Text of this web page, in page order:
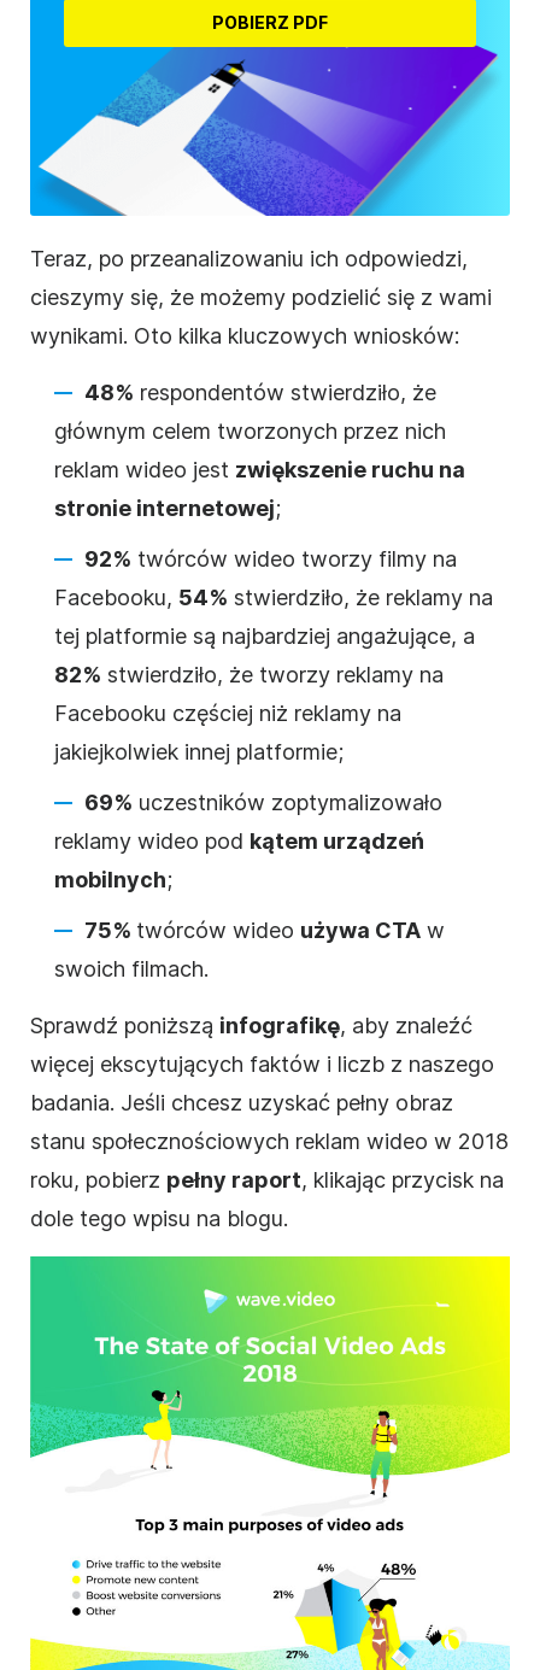
POBIERZ PDF
Teraz, po przeanalizowaniu ich odpowiedzi,
cieszymy się, że możemy podzielić się z wami
wynikami. Oto kilka kluczowych wniosków:
48% respondentów stwierdziło, że
głównym celem tworzonych przez nich
reklam wideo jest zwiększenie ruchu na
stronie internetowej;
92% twórców wideo tworzy filmy na
Facebooku, 54% stwierdziło, że reklamy na
tej platformie są najbardziej angażujące, a
82% stwierdziło, że tworzy reklamy na
Facebooku częściej niż reklamy na
jakiejkolwiek innej platformie;
69% uczestników zoptymalizowało
reklamy wideo pod kątem urządzeń
mobilnych;
75% twórców wideo używa CTA w
swoich filmach.
Sprawdź poniższą infografikę, aby znaleźć
więcej ekscytujących faktów i liczb z naszego
badania. Jeśli chcesz uzyskać pełny obraz
stanu społecznościowych reklam wideo w 2018
roku, pobierz pełny raport, klikając przycisk na
dole tego wpisu na blogu.